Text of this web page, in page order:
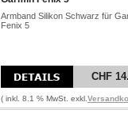
Armband Silikon Schwarz für
Fenix 5
CHF
( inkl. 8.1 % MwSt. exkl.